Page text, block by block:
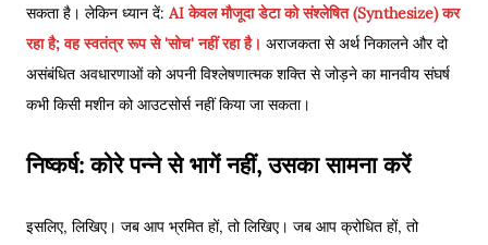
सकता है। लेकिन ध्यान दें: AI केवल मौजूदा डेटा को संश्लेषित (Synthesize) कर
रहा है; वह स्वतंत्र रूप से 'सोच' नहीं रहा है। अराजकता से अर्थ निकालने और दो
असंबंधित अवधारणाओं को अपनी विश्लेषणात्मक शक्ति से जोड़ने का मानवीय संघर्ष
कभी किसी मशीन को आउटसोर्स नहीं किया जा सकता।
निष्कर्ष: कोरे पन्ने से भागें नहीं, उसका सामना करें
इसलिए, लिखिए। जब आप भ्रमित हों, तो लिखिए। जब आप क्रोधित हों, तो